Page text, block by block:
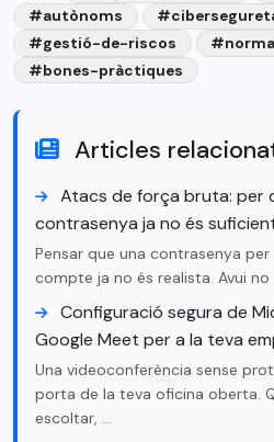
#autònoms
#gestió-de-riscos
#bones-pràctiques
Articles
Atacs de força bruta: per
contrasenya ja no és
Pensar que una contrasenya
compte ja no és realista. Avui
Configuració segura de
Google Meet per a la teva
Una videoconferència sense
porta de la teva oficina oberta.
escoltar, …